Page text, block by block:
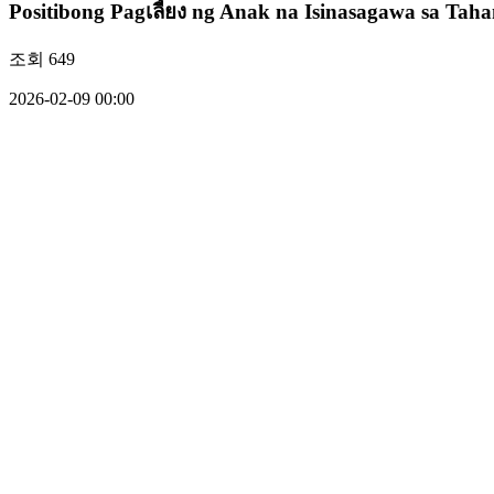
Positibong Pagเลี้ยง ng Anak na Isinasagawa sa
조회 649
2026-02-09 00:00